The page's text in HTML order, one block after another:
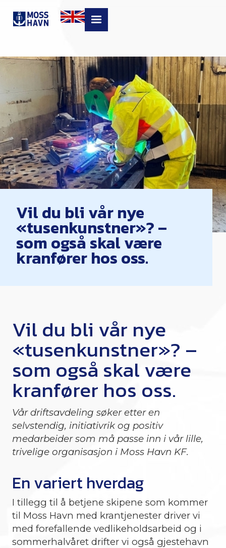
Vil du bli vår nye
«tusenkunstner»? –
som også skal være
kranfører hos oss.
Vil du bli vår nye
«tusenkunstner»? –
som også skal være
kranfører hos oss.
Vår driftsavdeling søker etter en
selvstendig, initiativrik og positiv
medarbeider som må passe inn i vår lille,
trivelige organisasjon i Moss Havn KF.
En variert hverdag
I tillegg til å betjene skipene som kommer
til Moss Havn med krantjenester driver vi
med forefallende vedlikeholdsarbeid og i
sommerhalvåret drifter vi også gjestehavn